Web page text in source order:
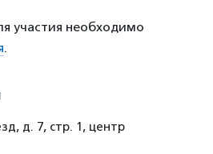
участия необходимо
.
д. 7, стр. 1, центр